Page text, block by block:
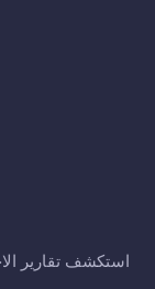
استكشف تقارير